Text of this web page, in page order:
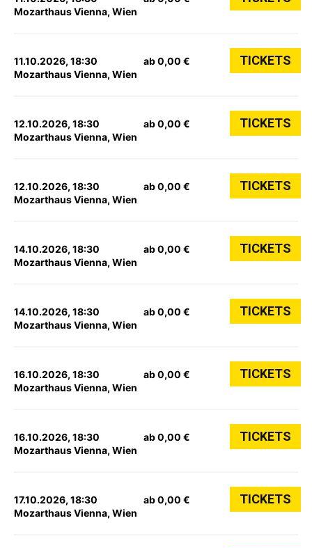
Mozarthaus Vienna, Wien
11.10.2026, 18:30
Mozarthaus Vienna, Wien
ab 0,00 € TICKETS
12.10.2026, 18:30
Mozarthaus Vienna, Wien
ab 0,00 € TICKETS
12.10.2026, 18:30
Mozarthaus Vienna, Wien
ab 0,00 € TICKETS
14.10.2026, 18:30
Mozarthaus Vienna, Wien
ab 0,00 € TICKETS
14.10.2026, 18:30
Mozarthaus Vienna, Wien
ab 0,00 € TICKETS
16.10.2026, 18:30
Mozarthaus Vienna, Wien
ab 0,00 € TICKETS
16.10.2026, 18:30
Mozarthaus Vienna, Wien
ab 0,00 € TICKETS
17.10.2026, 18:30
Mozarthaus Vienna, Wien
ab 0,00 € TICKETS